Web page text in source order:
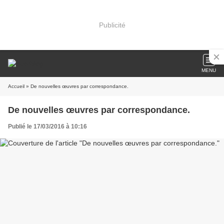
Publicité
MENU
Accueil » De nouvelles œuvres par correspondance.
De nouvelles œuvres par correspondance.
Publié le 17/03/2016 à 10:16